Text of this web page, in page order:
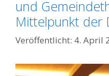
und
Mittelpunkt der
4. April